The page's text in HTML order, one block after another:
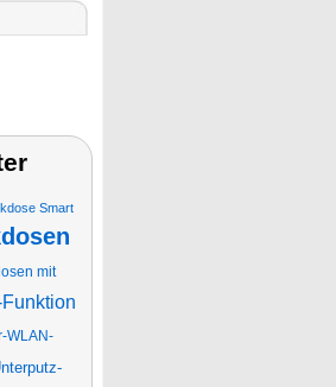
Smart
mit
WLAN-